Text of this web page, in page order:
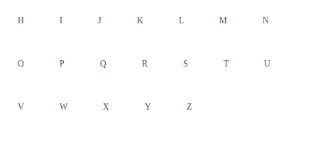
H I J K L M N
O P Q R S T U
V W X Y Z